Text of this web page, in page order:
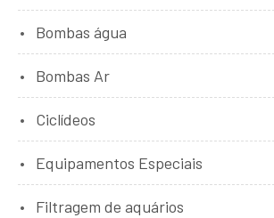
Bombas água
Bombas Ar
Ciclídeos
Equipamentos Especiais
Filtragem de aquários